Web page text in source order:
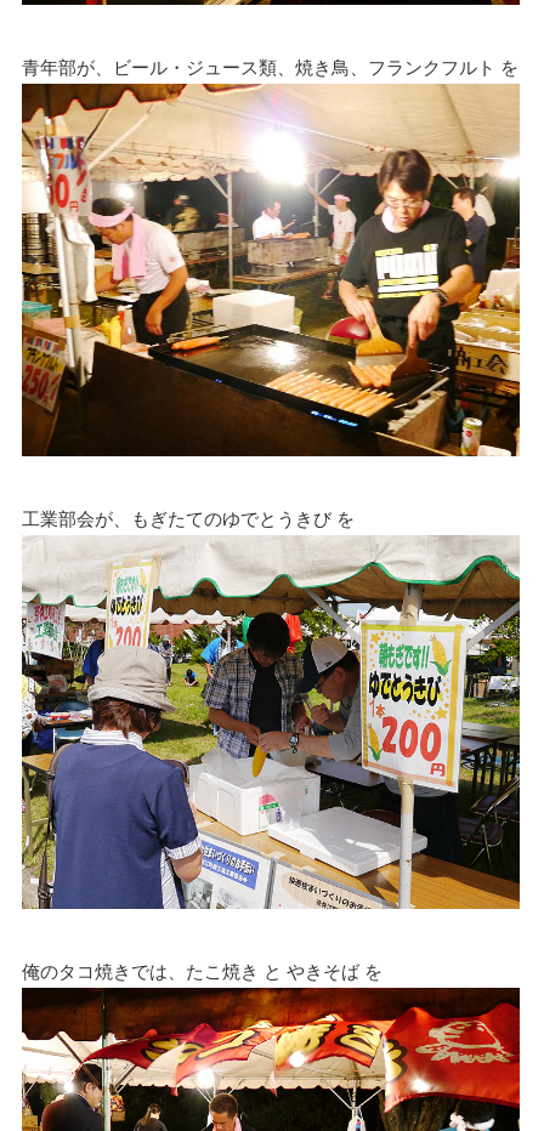
青年部が、ビール・ジュース類、焼き鳥、フランクフルト を
工業部会が、もぎたてのゆでとうきび を
俺のタコ焼きでは、たこ焼き と やきそば を